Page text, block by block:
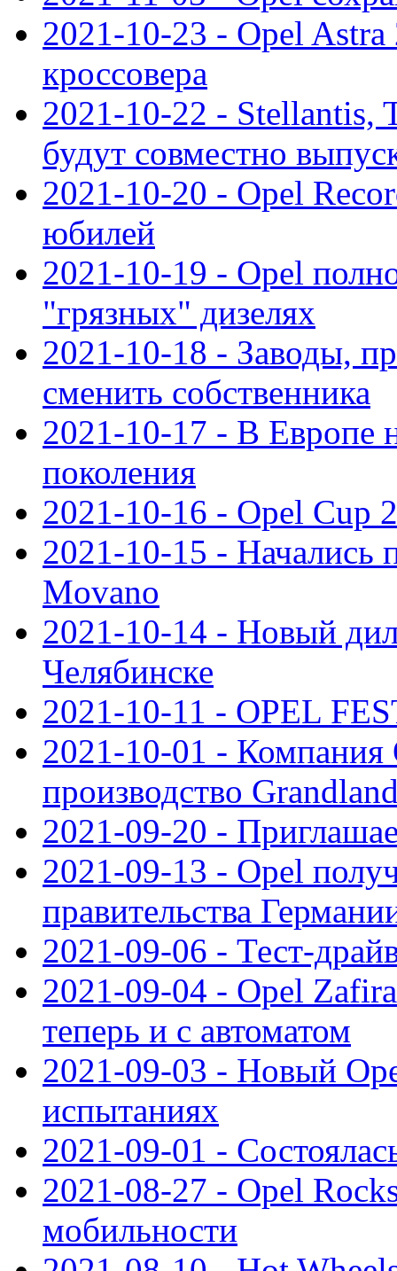
2021-10-23 - Opel Astra
кроссовера
2021-10-22 - Stellantis,
будут совместно
2021-10-20 - Opel
юбилей
2021-10-19 - Opel
"грязных" дизелях
2021-10-18 - Заводы,
сменить собственника
2021-10-17 - В Европе
поколения
2021-10-16 - Opel Cup
2021-10-15 - Начались
Movano
2021-10-14 - Новый
Челябинске
2021-10-11 - OPEL
2021-10-01 - Компания
производство
2021-09-20 -
2021-09-13 - Opel
правительства
2021-09-06 - Тест-
2021-09-04 - Opel
теперь и с автоматом
2021-09-03 - Новый
испытаниях
2021-09-01 -
2021-08-27 - Opel
мобильности